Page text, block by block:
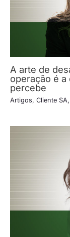
A arte de
operação é
percebe
Artigos, Cliente SA,